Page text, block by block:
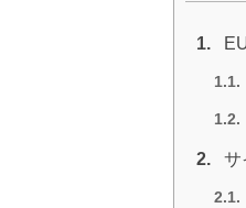
1.
1.1.
1.2.
2. サ
2.1.